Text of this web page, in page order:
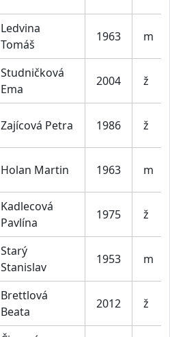
Ledvina
Tomáš
1963 m
Studničková
Ema
2004 ž
Zajícová Petra 1986 ž
Holan Martin 1963 m
Kadlecová
Pavlína
1975 ž
Starý
Stanislav
1953 m
Brettlová
Beata
2012 ž